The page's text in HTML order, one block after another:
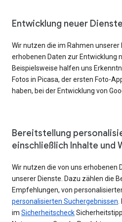
Entwicklung neuer Dienste
Wir nutzen die im Rahmen
erhobenen Daten zur Entwicklung
Beispielsweise halfen uns
Fotos in Picasa, der ersten Foto-
haben, bei der Entwicklung von
Bereitstellung
einschließlich Inhalte und
Wir nutzen die von uns erhobenen
unserer Dienste. Dazu zählen die
Empfehlungen, von
personalisierten Suchergebnissen
im Sicherheitscheck